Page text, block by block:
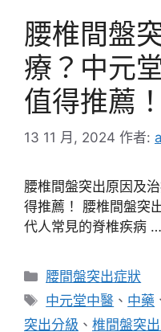
腰椎間盤
療？中元
值得推薦！
13 11 月, 2024 作者:
腰椎間盤突出原因及
得推薦！ 腰椎間盤突
代人常見的脊椎疾病 …
分
類
腰間盤突出症狀
標
籤
中元堂中醫 、 中藥
突出分級 、 椎間盤突